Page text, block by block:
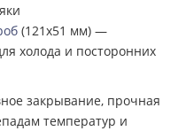
(121х51 мм) —
холода и посторонних
закрывание, прочная
температур и